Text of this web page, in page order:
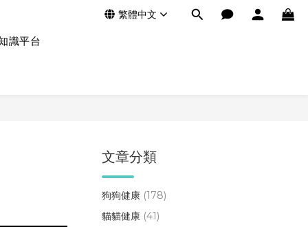
繁體中文
識平台
文章分類
狗狗健康 (178)
貓貓健康 (41)